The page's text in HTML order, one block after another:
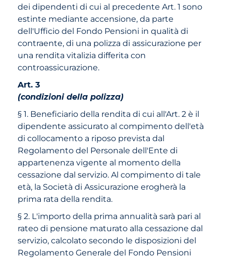
dei dipendenti di cui al precedente Art. 1 sono
estinte mediante accensione, da parte
dell'Ufficio del Fondo Pensioni in qualità di
contraente, di una polizza di assicurazione per
una rendita vitalizia differita con
controassicurazione.
Art. 3
(condizioni della polizza)
§ 1. Beneficiario della rendita di cui all'Art. 2 è il
dipendente assicurato al compimento dell'età
di collocamento a riposo prevista dal
Regolamento del Personale dell'Ente di
appartenenza vigente al momento della
cessazione dal servizio. Al compimento di tale
età, la Società di Assicurazione erogherà la
prima rata della rendita.
§ 2. L'importo della prima annualità sarà pari al
rateo di pensione maturato alla cessazione dal
servizio, calcolato secondo le disposizioni del
Regolamento Generale del Fondo Pensioni